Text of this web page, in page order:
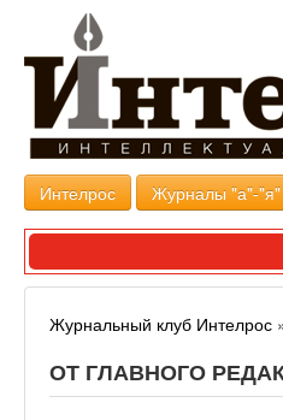
Интелрос Журналы "а"-"я"
Журнальный клуб Интелрос
ОТ ГЛАВНОГО